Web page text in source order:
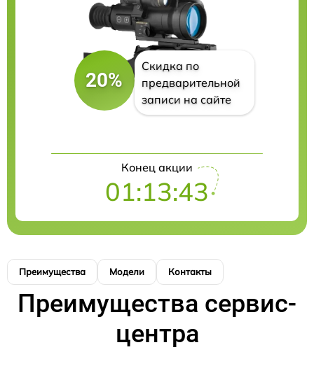
20%
Скидка по
предварительной
записи на сайте
Конец акции
01:13:43
Преимущества Модели Контакты
Преимущества сервис-
центра